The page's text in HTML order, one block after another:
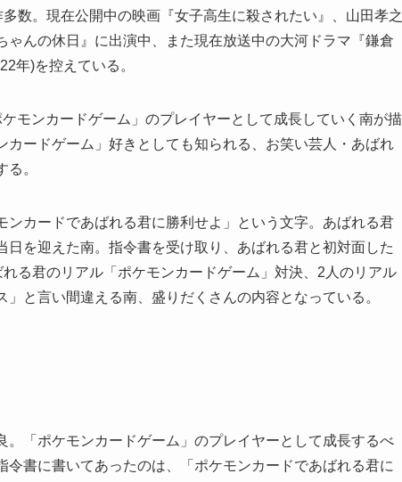
数。現在公開中の映画『女子高生に殺されたい』、山田孝之
んの休日』に出演中、また現在放送中の大河ドラマ『鎌倉
年)を控えている。
モンカードゲーム」のプレイヤーとして成長していく南が描
ードゲーム」好きとしても知られる、お笑い芸人・あばれ
。
カードであばれる君に勝利せよ」という文字。あばれる君
を迎えた南。指令書を受け取り、あばれる君と初対面した
る君のリアル「ポケモンカードゲーム」対決、2人のリアル
と言い間違える南、盛りだくさんの内容となっている。
。「ポケモンカードゲーム」のプレイヤーとして成長するべ
書に書いてあったのは、「ポケモンカードであばれる君に